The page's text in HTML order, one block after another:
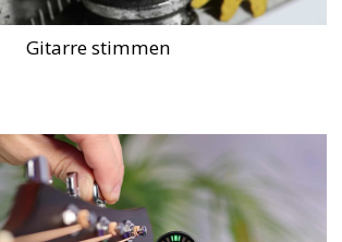
Gitarre stimmen